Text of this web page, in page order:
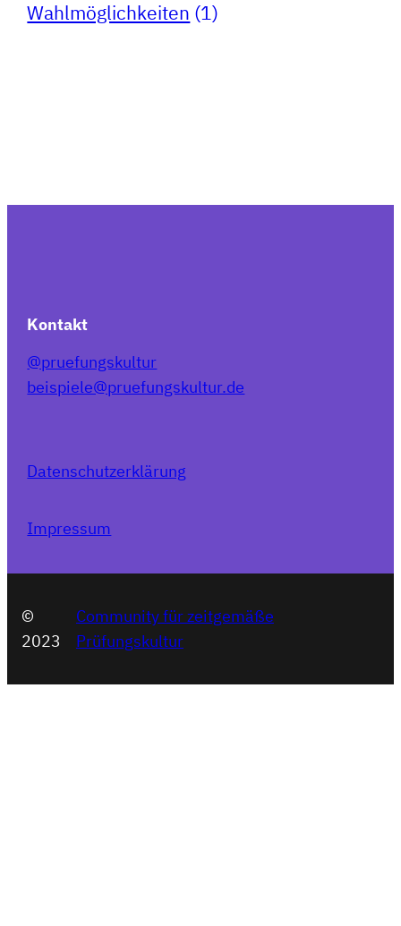
Wahlmöglichkeiten (1)
Kontakt
@pruefungskultur
beispiele@pruefungskultur.de
Datenschutzerklärung
Impressum
©
2023
Community für zeitgemäße
Prüfungskultur